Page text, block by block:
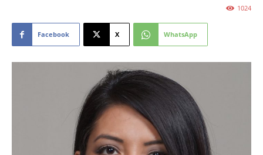
1024
Facebook X WhatsApp